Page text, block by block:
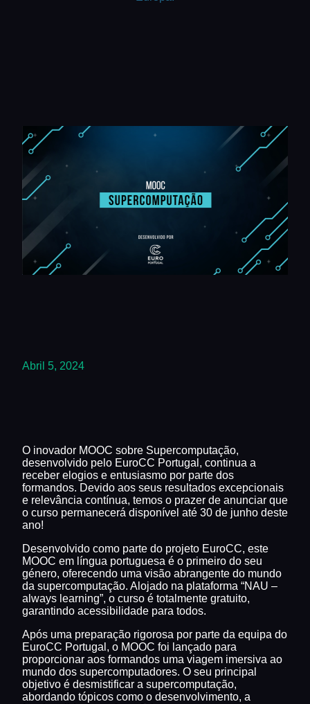
Abril 5, 2024
O inovador MOOC sobre Supercomputação,
desenvolvido pelo EuroCC Portugal, continua a
receber elogios e entusiasmo por parte dos
formandos. Devido aos seus resultados excepcionais
e relevância contínua, temos o prazer de anunciar que
o curso permanecerá disponível até 30 de junho deste
ano!
Desenvolvido como parte do projeto EuroCC, este
MOOC em língua portuguesa é o primeiro do seu
género, oferecendo uma visão abrangente do mundo
da supercomputação. Alojado na plataforma “NAU –
always learning”, o curso é totalmente gratuito,
garantindo acessibilidade para todos.
Após uma preparação rigorosa por parte da equipa do
EuroCC Portugal, o MOOC foi lançado para
proporcionar aos formandos uma viagem imersiva ao
mundo dos supercomputadores. O seu principal
objetivo é desmistificar a supercomputação,
abordando tópicos como o desenvolvimento, a